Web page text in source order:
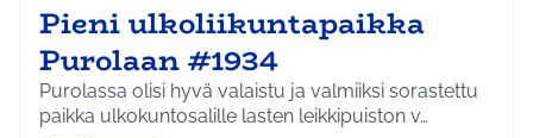
Pieni ulkoliikuntapaikka
Purolaan #1934
Purolassa olisi hyvä valaistu ja valmiiksi sorastettu
paikka ulkokuntosalille lasten leikkipuiston v…